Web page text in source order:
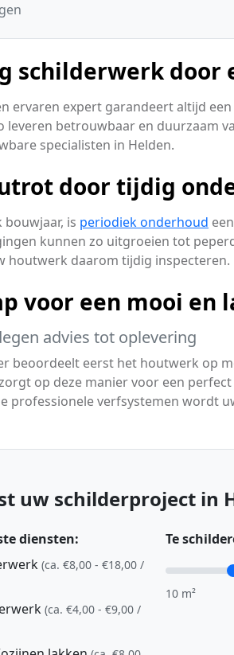
schilderwerk door
ervaren expert garandeert altijd
leveren betrouwbaar en duurzaam
specialisten in Helden.
door tijdig
bouwjaar, is periodiek onderhoud
kunnen zo uitgroeien tot
houtwerk daarom tijdig inspecteren.
voor een mooi
advies tot oplevering
beoordeelt eerst het houtwerk op
op deze manier voor een
professionele verfsystemen wordt
uw schilderproject in
diensten:
(ca. €8,00 - €18,00 /
(ca. €4,00 - €9,00 /
Te
10 m²